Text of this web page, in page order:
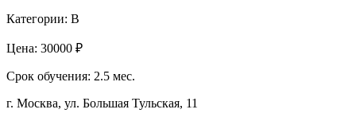
Категории: B
Цена: 30000 ₽
Срок обучения: 2.5 мес.
г. Москва, ул. Большая Тульская, 11